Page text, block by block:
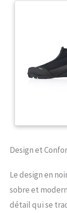
Design et
Le design en
sobre et
détail qui se